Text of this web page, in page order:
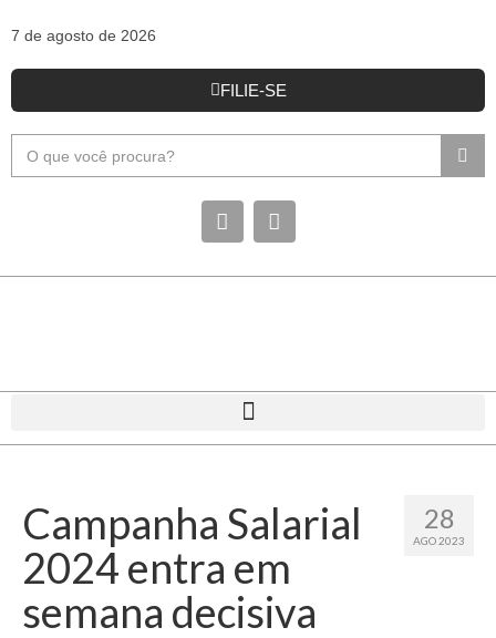
7 de agosto de 2026
FILIE-SE
28
AGO 2023
Campanha Salarial
2024 entra em
semana decisiva